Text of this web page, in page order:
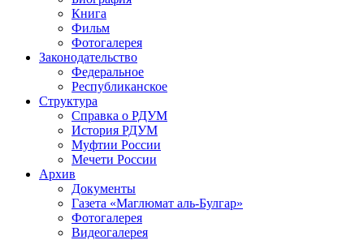
Книга
Фильм
Фотогалерея
Законодательство
Федеральное
Республиканское
Структура
Справка о РДУМ
История РДУМ
Муфтии России
Мечети России
Архив
Документы
Газета «Маглюмат аль-Булгар»
Фотогалерея
Видеогалерея